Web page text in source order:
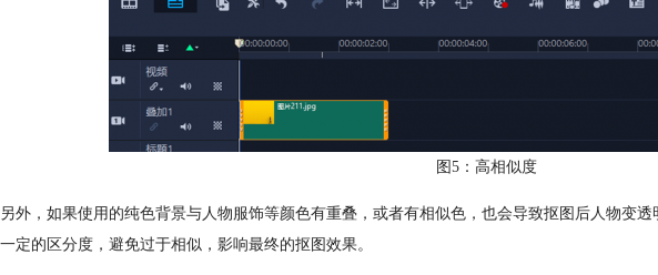
图5：高相似度
另外，如果使用的纯色背景与人物服饰等颜色有重叠，或者有相似色，也会导致抠图后人物变
一定的区分度，避免过于相似，影响最终的抠图效果。